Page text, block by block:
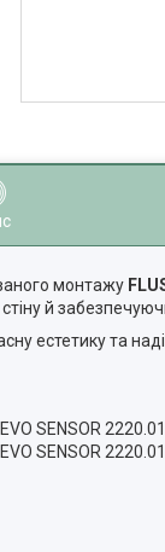
монтажу
й
естетику та
SENSOR
SENSOR